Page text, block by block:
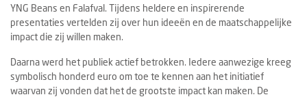
YNG Beans en Falafval. Tijdens heldere en inspirerende
presentaties vertelden zij over hun ideeën en de maatschappelijke
impact die zij willen maken.
Daarna werd het publiek actief betrokken. Iedere aanwezige kreeg
symbolisch honderd euro om toe te kennen aan het initiatief
waarvan zij vonden dat het de grootste impact kan maken. De